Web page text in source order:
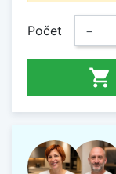
Počet −
